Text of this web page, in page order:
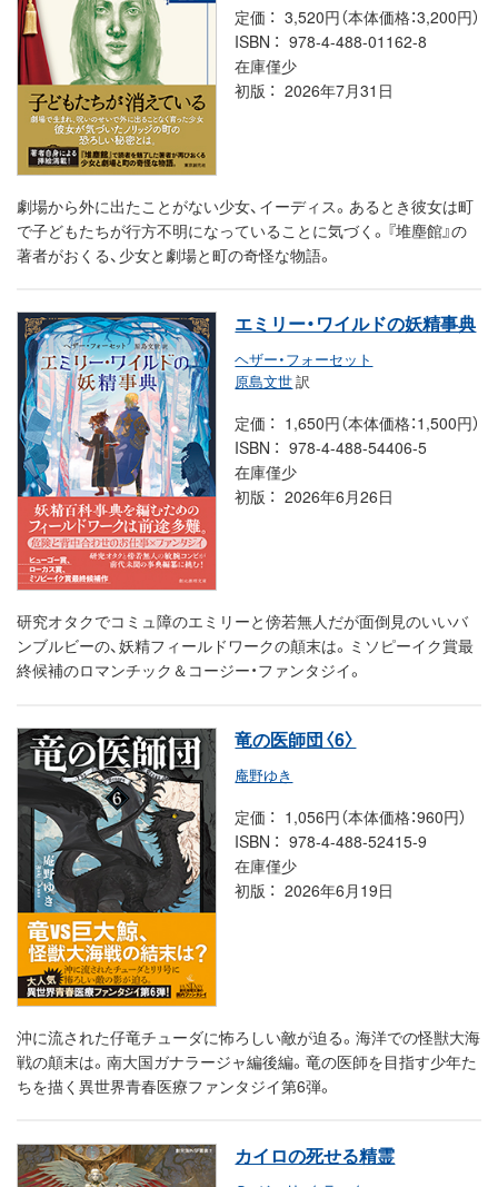
定価
3,520円（本体価格：3,200円）
ISBN
978-4-488-01162-8
在庫僅少
初版
2026年7月31日
劇場から外に出たことがない少女、イーディス。あるとき彼女は町
で子どもたちが行方不明になっていることに気づく。『堆塵館』の
著者がおくる、少女と劇場と町の奇怪な物語。
エミリー・ワイルドの妖精事典
ヘザー・フォーセット
原島文世訳
定価
1,650円（本体価格：1,500円）
ISBN
978-4-488-54406-5
在庫僅少
初版
2026年6月26日
研究オタクでコミュ障のエミリーと傍若無人だが面倒見のいいバ
ンブルビーの、妖精フィールドワークの顛末は。ミソピーイク賞最
終候補のロマンチック＆コージー・ファンタジイ。
竜の医師団〈6〉
庵野ゆき
定価
1,056円（本体価格：960円）
ISBN
978-4-488-52415-9
在庫僅少
初版
2026年6月19日
沖に流された仔竜チューダに怖ろしい敵が迫る。海洋での怪獣大海
戦の顛末は。南大国ガナラージャ編後編。竜の医師を目指す少年た
ちを描く異世界青春医療ファンタジイ第6弾。
カイロの死せる精霊